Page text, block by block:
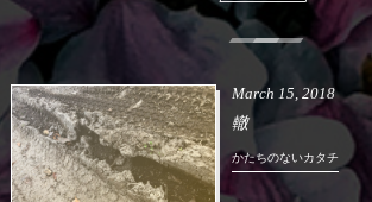
March 15,2018
轍
かたちのないカタチ